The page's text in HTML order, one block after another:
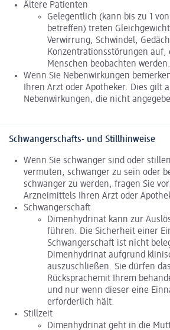
Ältere Patienten
Gelegentlich (kann bis zu 1
betreffen) treten
Verwirrung, Schwindel,
Konzentrationsstörungen auf,
Menschen beobachten werden.
Wenn Sie Nebenwirkungen
Ihren Arzt oder Apotheker. Dies gilt
Nebenwirkungen, die nicht
Schwangerschafts- und Stillhinweise
Wenn Sie schwanger sind oder
vermuten, schwanger zu sein oder
schwanger zu werden, fragen Sie
Arzneimittels Ihren Arzt oder
Schwangerschaft
Dimenhydrinat kann zur
führen. Die Sicherheit einer
Schwangerschaft ist nicht
Dimenhydrinat aufgrund
auszuschließen. Sie dürfen
Rücksprachemit Ihrem
und nur wenn dieser eine
erforderlich hält.
Stillzeit
Dimenhydrinat geht in die